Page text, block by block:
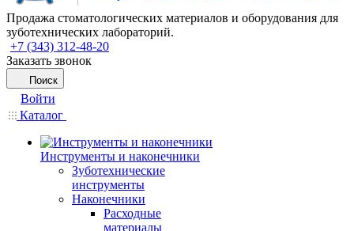
Продажа стоматологических материалов и оборудования для
зуботехнических лабораторий.
+7 (343) 312-48-20
Заказать звонок
Поиск
Войти
Каталог
Инструменты и наконечники
Зуботехнические
инструменты
Наконечники
Расходные
материалы